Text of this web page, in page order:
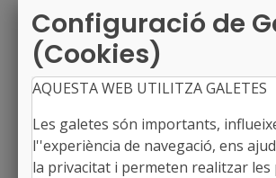
Configuració de
(Cookies)
AQUESTA WEB UTILITZA GALETES
Les galetes són importants,
l''experiència de navegació, ens
la privacitat i permeten realitzar les